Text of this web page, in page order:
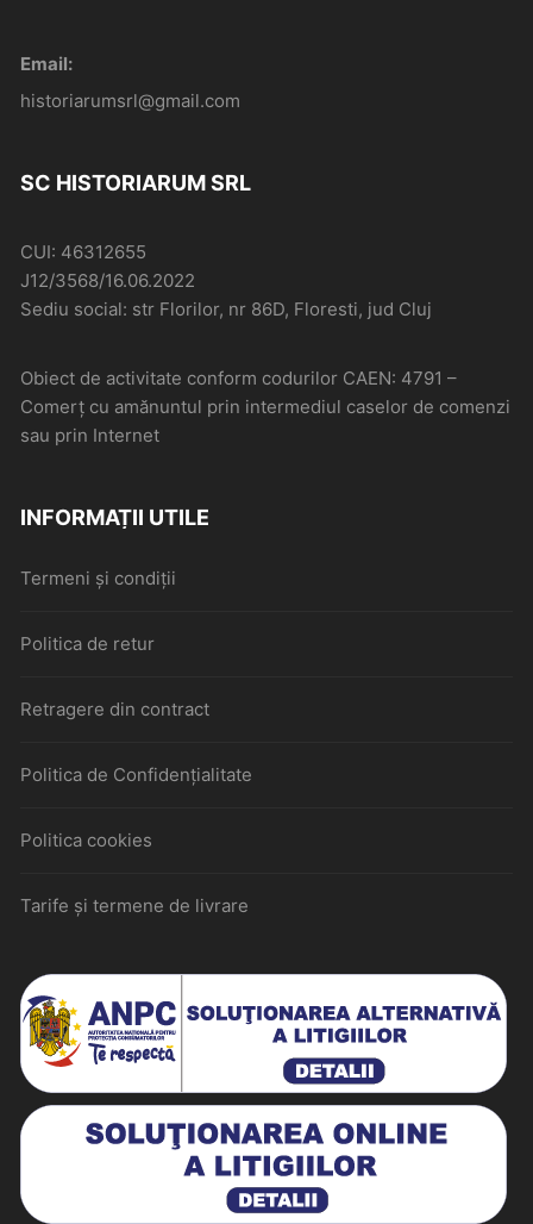
Email:
historiarumsrl@gmail.com
SC HISTORIARUM SRL
CUI: 46312655
J12/3568/16.06.2022
Sediu social: str Florilor, nr 86D, Floresti, jud Cluj
Obiect de activitate conform codurilor CAEN: 4791 –
Comerţ cu amănuntul prin intermediul caselor de comenzi
sau prin Internet
INFORMAȚII UTILE
Termeni și condiții
Politica de retur
Retragere din contract
Politica de Confidențialitate
Politica cookies
Tarife și termene de livrare